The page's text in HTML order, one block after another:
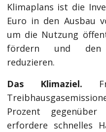
Klimaplans ist die
Euro in den Ausbau
um die Nutzung
fördern und den
reduzieren.
Das Klimaziel.
Prozent
erfordere schnelles